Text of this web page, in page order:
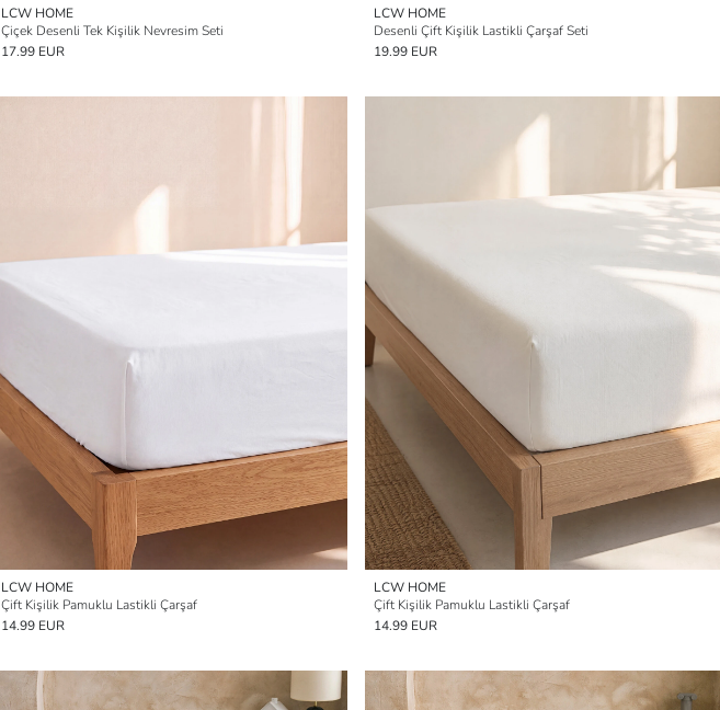
LCW HOME
Çiçek Desenli Tek Kişilik Nevresim Seti
17.99 EUR
LCW HOME
Desenli Çift Kişilik Lastikli Çarşaf Seti
19.99 EUR
LCW HOME
Çift Kişilik Pamuklu Lastikli Çarşaf
14.99 EUR
LCW HOME
Çift Kişilik Pamuklu Lastikli Çarşaf
14.99 EUR